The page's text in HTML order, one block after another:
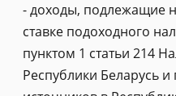
- доходы, подлежащие
ставке подоходного
пунктом 1 статьи 214
Республики Беларусь